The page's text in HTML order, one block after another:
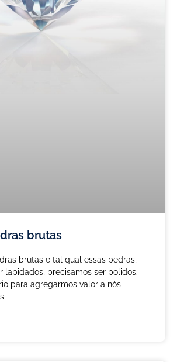
brutas
brutas e tal qual essas pedras,
lapidados, precisamos ser polidos.
para agregarmos valor a nós